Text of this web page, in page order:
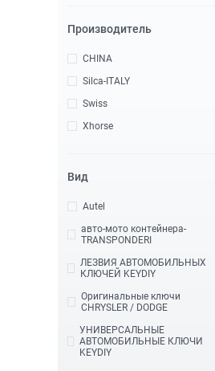
Производитель
CHINA
Silca-ITALY
Swiss
Xhorse
Вид
Autel
авто-мото контейнера-
TRANSPONDERI
ЛЕЗВИЯ АВТОМОБИЛЬНЫХ
КЛЮЧЕЙ KEYDIY
Оригинальные ключи
CHRYSLER / DODGE
УНИВЕРСАЛЬНЫЕ
АВТОМОБИЛЬНЫЕ КЛЮЧИ
KEYDIY